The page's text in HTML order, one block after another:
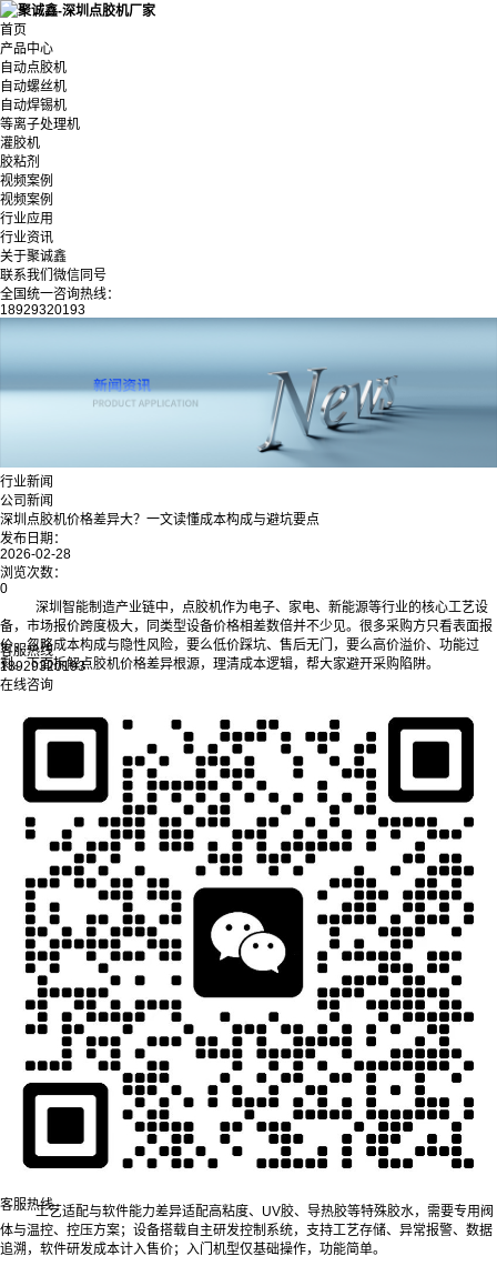
首页
产品中心
自动点胶机
自动螺丝机
自动焊锡机
等离子处理机
灌胶机
胶粘剂
视频案例
视频案例
行业应用
行业资讯
关于聚诚鑫
联系我们微信同号
全国统一咨询热线：
18929320193
行业新闻
公司新闻
深圳点胶机价格差异大？一文读懂成本构成与避坑要点
发布日期：
2026-02-28
浏览次数：
0
深圳智能制造产业链中，点胶机作为电子、家电、新能源等行业的核心工艺设
备，市场报价跨度极大，同类型设备价格相差数倍并不少见。很多采购方只看表面报
价，忽略成本构成与隐性风险，要么低价踩坑、售后无门，要么高价溢价、功能过
剩。下面拆解点胶机价格差异根源，理清成本逻辑，帮大家避开采购陷阱。
一、深圳点胶机价格悬殊，核心差在哪？
深圳点胶机价格分层，本质是配置、工艺、服务、定制化四大维度的差异叠
加，并非单纯“贵就好、便宜就差”。
核心硬件配置等级不同运动控制、点胶执行、视觉定位三大核心部件，直接决
定设备稳定性与精度。机型采用精密传动与闭环控制，运行更平稳；经济型机型用基
础传动方案，满足常规需求。视觉系统有无、精度等级，也会带来明显价差。
自动化与定制化程度不一标准通用机型量产成本低，价格亲民；非标定制机型
需针对产品结构、胶水特性、产线节拍单独设计，包含研发、结构改造、调试成本，
工艺适配与软件能力差异适配高粘度、UV胶、导热胶等特殊胶水，需要专用阀
体与温控、控压方案；设备搭载自主研发控制系统，支持工艺存储、异常报警、数据
追溯，软件研发成本计入售价；入门机型仅基础操作，功能简单。
客服热线
18929320193
在线咨询
客服热线